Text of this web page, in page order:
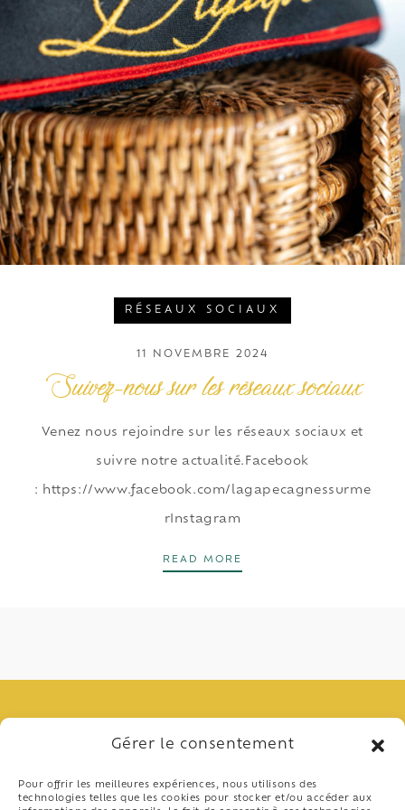
Gérer le consentement
Pour offrir les meilleures expériences, nous utilisons des
technologies telles que les cookies pour stocker et/ou accéder aux
RÉSEAUX SOCIAUX
11 NOVEMBRE 2024
Suivez-nous sur les réseaux sociaux
Venez nous rejoindre sur les réseaux sociaux et
suivre notre actualité.Facebook
: https://www.facebook.com/lagapecagnessurme
rInstagram
READ MORE